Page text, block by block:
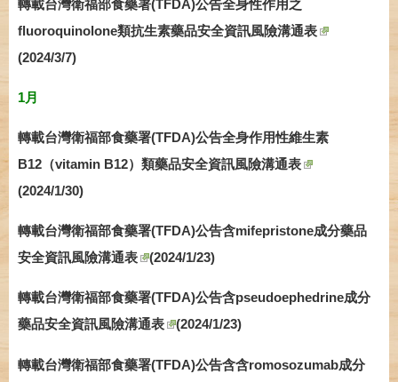
轉載台灣衛福部食藥署(TFDA)公告全身性作用之
fluoroquinolone類抗生素藥品安全資訊風險溝通表
(2024/3/7)
1月
轉載台灣衛福部食藥署(TFDA)公告全身作用性維生素
B12（vitamin B12）類藥品安全資訊風險溝通表
(2024/1/30)
轉載台灣衛福部食藥署(TFDA)公告含mifepristone成分藥品
安全資訊風險溝通表
(2024/1/23)
轉載台灣衛福部食藥署(TFDA)公告含pseudoephedrine成分
藥品安全資訊風險溝通表
(2024/1/23)
轉載台灣衛福部食藥署(TFDA)公告含含romosozumab成分